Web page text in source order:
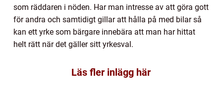
som räddaren i nöden. Har man intresse av att göra gott
för andra och samtidigt gillar att hålla på med bilar så
kan ett yrke som bärgare innebära att man har hittat
helt rätt när det gäller sitt yrkesval.
Läs fler inlägg här